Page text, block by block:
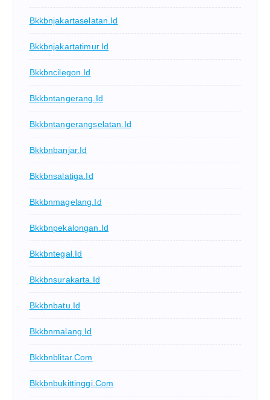
Bkkbnjakartaselatan.id
Bkkbnjakartatimur.id
Bkkbncilegon.id
Bkkbntangerang.id
Bkkbntangerangselatan.id
Bkkbnbanjar.id
Bkkbnsalatiga.id
Bkkbnmagelang.id
Bkkbnpekalongan.id
Bkkbntegal.id
Bkkbnsurakarta.id
Bkkbnbatu.id
Bkkbnmalang.id
Bkkbnblitar.com
Bkkbnbukittinggi.com